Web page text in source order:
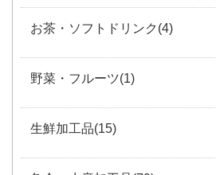
お茶・ソフトドリンク(4)
野菜・フルーツ(1)
生鮮加工品(15)